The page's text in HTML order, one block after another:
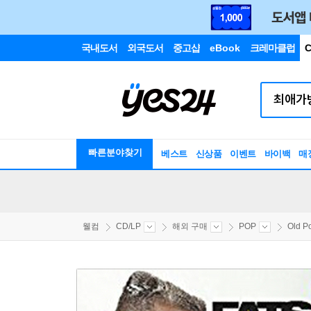
국내도서 외국도서 중고샵 eBook 크레마클럽
빠른분야찾기 베스트 신상품 이벤트 바이백 매
웰컴 CD/LP 해외 구매 POP Old